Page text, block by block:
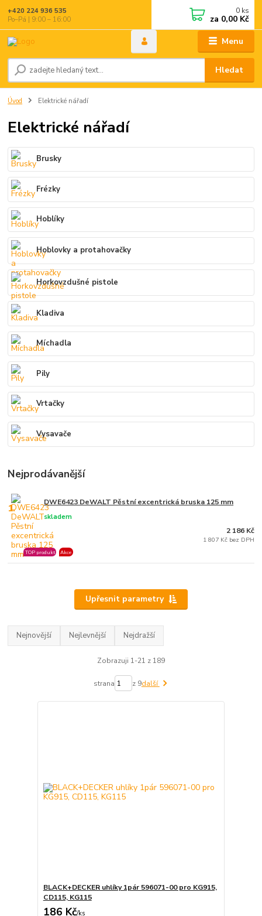
Menu
Hledat
+420 224 936 535
Po–Pá | 9:00 – 16:00
0 ks
za 0,00 Kč
Úvod Elektrické nářadí
Elektrické nářadí
Brusky
Frézky
Hoblíky
Hoblovky a protahovačky
Horkovzdušné pistole
Kladiva
Míchadla
Pily
Vrtačky
Vysavače
Nejprodávanější
1. DWE6423 DeWALT Pěstní excentrická bruska 125 mm
skladem
TOP produkt Akce
2 186 Kč
1 807 Kč bez DPH
Upřesnit parametry
Nejnovější Nejlevnější Nejdražší
Zobrazuji 1-21 z 189
strana z 9další
BLACK+DECKER uhlíky 1pár 596071-00 pro KG915,
CD115, KG115
186 Kč/ks